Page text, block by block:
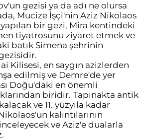
gezisi ya da adı ne olursa
Mucize İşçi'nin Aziz Nikolaos
bir gezi, Mira kentindeki
tiyatrosunu ziyaret etmek ve
batık Simena şehrinin
Kilisesi, en saygın azizlerden
edilmiş ve Demre'de yer
Doğu'daki en önemli
biridir. Tapınakta antik
ve 11. yüzyıla kadar
kalıntılarının
ve Aziz'e dualarla